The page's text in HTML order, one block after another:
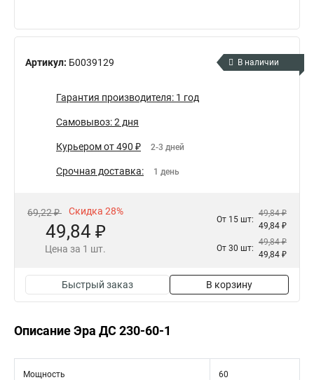
Артикул: Б0039129 В наличии
Гарантия производителя: 1 год
Самовывоз: 2 дня
Курьером от 490 ₽ 2-3 дней
Срочная доставка: 1 день
69,22 ₽ Скидка 28%
49,84 ₽
Цена за 1 шт.
От 15 шт:
49,84 ₽
49,84 ₽
От 30 шт:
49,84 ₽
49,84 ₽
Быстрый заказ В корзину
Описание Эра ДС 230-60-1
Мощность 60